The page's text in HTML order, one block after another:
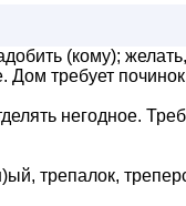
(кому); желать,
Дом требует
негодное.
трепалок,